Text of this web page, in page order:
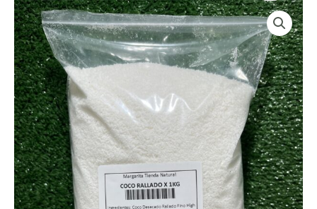
Coco
Rallado
High
Fat
Margarita
cantidad